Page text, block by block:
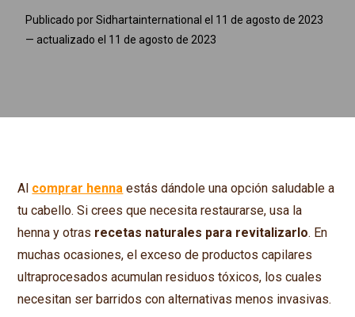
Publicado porSidhartainternational el 11 de agosto de 2023
— actualizado el 11 de agosto de 2023
Al comprar henna estás dándole una opción saludable a
tu cabello. Si crees que necesita restaurarse, usa la
henna y otras recetas naturales para revitalizarlo. En
muchas ocasiones, el exceso de productos capilares
ultraprocesados acumulan residuos tóxicos, los cuales
necesitan ser barridos con alternativas menos invasivas.